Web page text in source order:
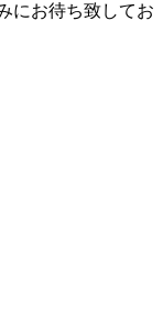
にお待ち致してお